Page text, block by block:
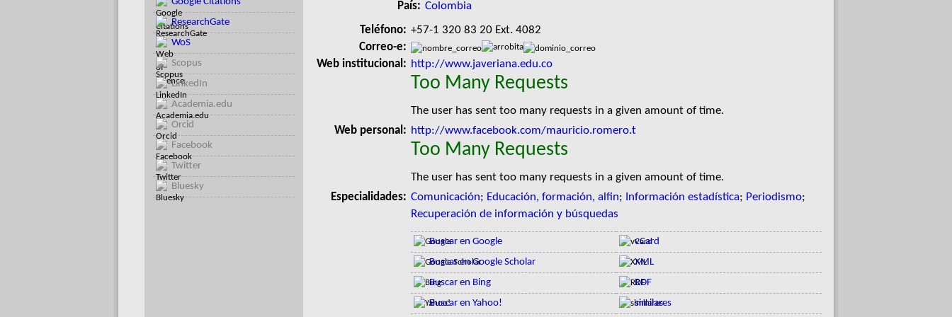
ResearchGate
WoS
Scopus
LinkedIn
Academia.edu
Orcid
Facebook
Twitter
Bluesky
País: Colombia
Teléfono: +57-1 320 83 20 Ext. 4082
Correo-e:
Web institucional: http://www.javeriana.edu.co
Too Many Requests
The user has sent too many requests in a given amount of time.
Web personal: http://www.facebook.com/mauricio.romero.t
Too Many Requests
The user has sent too many requests in a given amount of time.
Especialidades: Comunicación; Educación, formación, alfin; Información estadística; Periodismo;
Recuperación de información y búsquedas
Buscar en Google
Buscar en Google Scholar
Buscar en Bing
Buscar en Yahoo!
vCard
XML
RDF
similares